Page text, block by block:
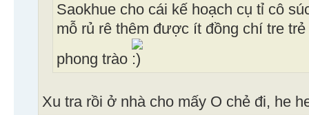
Saokhue cho cái kế hoạch cụ tỉ cô
mỗ rủ rê thêm được ít đồng chí tre
phong trào
Xu tra rồi ở nhà cho mấy O chẻ đi, he